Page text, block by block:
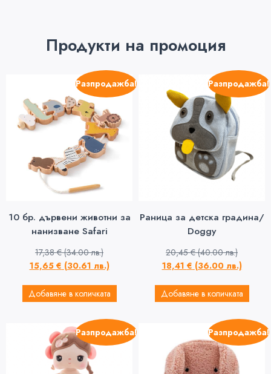
Продукти на промоция
Разпродажба!
10 бр. дървени животни за
нанизване Safari
17,38€ (34.00 лв.)
15,65 € (30.61 лв.)
Добавяне в количката
Разпродажба!
Раница за детска градина/
Doggy
20,45€ (40.00 лв.)
18,41 € (36.00 лв.)
Добавяне в количката
Разпродажба! Разпродажба!